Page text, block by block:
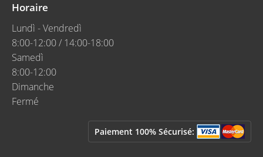
Horaire
Lundì - Vendredì
8:00-12:00 / 14:00-18:00
Samedì
8:00-12:00
Dimanche
Fermé
Paiement 100% Sécurisé: